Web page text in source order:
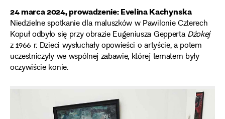
24 marca 2024, prowadzenie: Evelina Kachynska
Niedzielne spotkanie dla maluszków w Pawilonie Czterech
Kopuł odbyło się przy obrazie Eugeniusza GeppertaDżokej
z 1966 r. Dzieci wysłuchały opowieści o artyście, a potem
uczestniczyły we wspólnej zabawie, której tematem były
oczywiście konie.